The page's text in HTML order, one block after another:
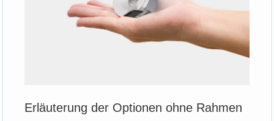
Erläuterung der Optionen ohne Rahmen